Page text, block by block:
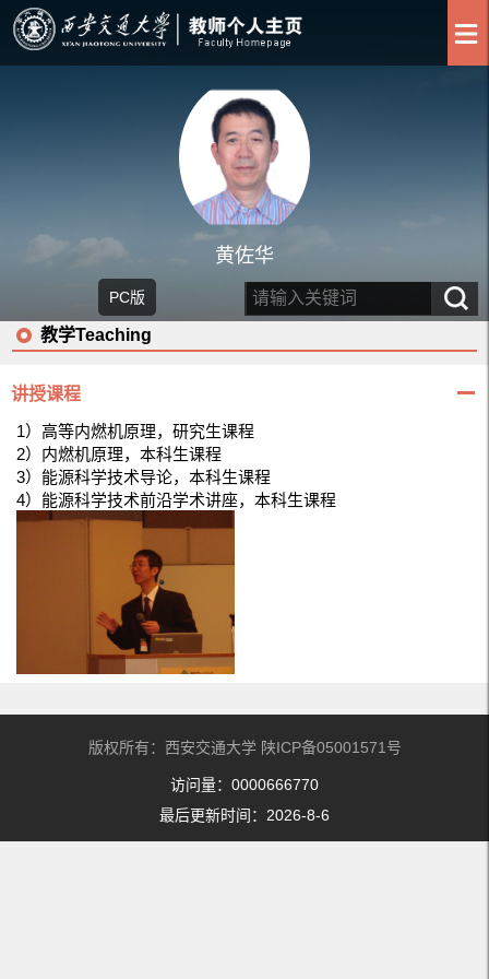
黄佐华
教学Teaching
讲授课程
1）高等内燃机原理，研究生课程
2）内燃机原理，本科生课程
3）能源科学技术导论，本科生课程
4）能源科学技术前沿学术讲座，本科生课程
版权所有：西安交通大学 陕ICP备05001571号
访问量： 0000666770
最后更新时间： 2026-8-6
PC版